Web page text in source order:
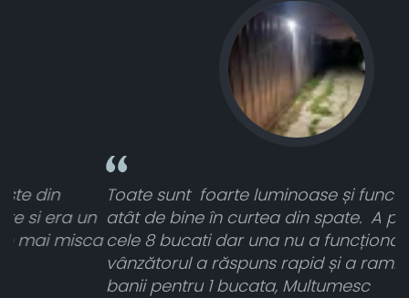
Toate sunt foarte luminoase și funcționează
atât de bine în curtea din spate. A primit toate
cele 8 bucati dar una nu a funcționat,
vânzătorul a răspuns rapid și a rambursat
banii pentru 1 bucata, Multumesc